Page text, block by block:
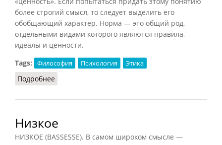
более строгий смысл, то следует выделить его
обобщающий характер. Норма — это общий род,
отдельными видами которого являются правила,
идеалы и ценности.
Tags:
Философия Психология Этика
Подробнее
Низкое
НИЗКОЕ (BASSESSE). В самом широком смысле —